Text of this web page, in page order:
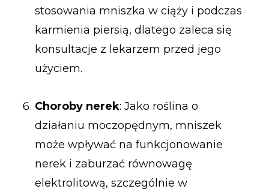
stosowania mniszka w ciąży i podczas
karmienia piersią, dlatego zaleca się
konsultacje z lekarzem przed jego
użyciem.
Choroby nerek: Jako roślina o
działaniu moczopędnym, mniszek
może wpływać na funkcjonowanie
nerek i zaburzać równowagę
elektrolitową, szczególnie w